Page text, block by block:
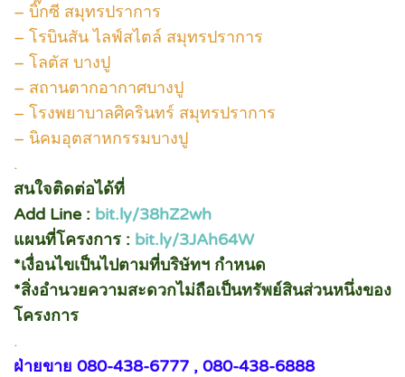
– บิ๊กซี สมุทรปราการ
– โรบินสัน ไลฟ์สไตล์ สมุทรปราการ
– โลตัส บางปู
– สถานตากอากาศบางปู
– โรงพยาบาลศิครินทร์ สมุทรปราการ
– นิคมอุตสาหกรรมบางปู
.
สนใจติดต่อได้ที่
Add Line : bit.ly/38hZ2wh
แผนที่โครงการ : bit.ly/3JAh64W
*เงื่อนไขเป็นไปตามที่บริษัทฯ กำหนด
*สิ่งอำนวยความสะดวกไม่ถือเป็นทรัพย์สินส่วนหนึ่งของ
โครงการ
.
ฝ่ายขาย 080-438-6777 , 080-438-6888